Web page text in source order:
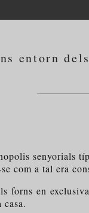
entorn
senyorials
com a tal era
forns en